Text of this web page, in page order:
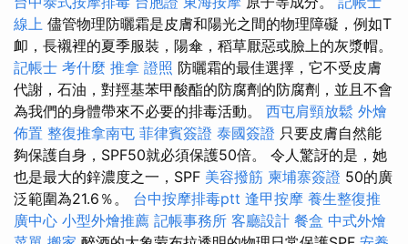
線上 儘管物理防曬霜是皮膚和陽光之間的物理障礙，例如T
卹，長襯裡的夏季服裝，陽傘，稻草厭惡或臉上的灰漿帽。
記帳士 考什麼 推拿 證照 防曬霜的最佳選擇，它不受皮膚
代謝，石油，對羥基苯甲酸酯的防腐劑的防腐劑，並且不會
為我們的身體帶來不必要的排毒活動。 西屯肩頸放鬆 外燴
佈置 整復推拿南屯 菲律賓簽證 泰國簽證 只要皮膚自然能
夠保護自身，SPF50就必須保護50倍。 令人驚訝的是，她
也是最大的鋅濃度之一，SPF 美容撥筋 柬埔寨簽證 50的廣
泛範圍為21.6％。 台中按摩排毒ptt 逢甲按摩 養生整復推
廣中心 小型外燴推薦 記帳事務所 客廳設計 餐盒 中式外燴